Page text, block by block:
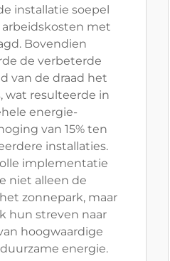
installatie soepel
met
Bovendien
de verbeterde
van de draad het
wat resulteerde in
energie-
van 15% ten
installaties.
implementatie
niet alleen de
zonnepark, maar
hun streven naar
hoogwaardige
energie.